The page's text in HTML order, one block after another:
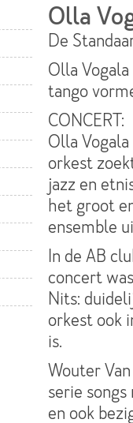
Olla
De
Olla
tango
CONCERT:
Olla
orkest
jazz en
het groot
ensemble
In de AB
concert
Nits:
orkest ook
is.
Wouter
serie
en ook